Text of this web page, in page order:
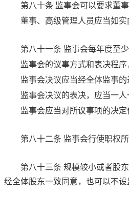
第八十条 监事会可以要求董
董事、高级管理人员应当如
第八十一条 监事会每年度至
监事会的议事方式和表决程
监事会决议应当经全体监事的
监事会决议的表决，应当一人
监事会应当对所议事项的决
第八十二条 监事会行使职权
第八十三条 规模较小或者股
经全体股东一致同意，也可以不设